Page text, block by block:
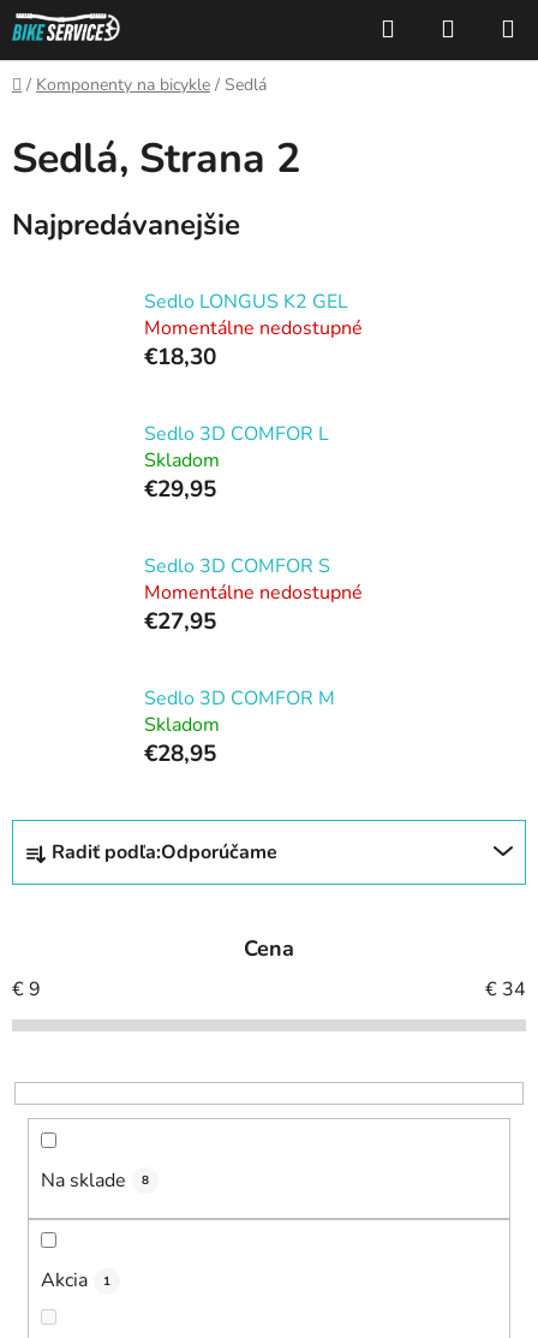
Prejsť
na
obsah
Hľadať
KOŠÍK
Domov
/ Komponenty na bicykle / Sedlá
Sedlá, Strana 2
Najpredávanejšie
Sedlo LONGUS K2 GEL
Momentálne nedostupné
€18,30
Sedlo 3D COMFOR L
Skladom
€29,95
Sedlo 3D COMFOR S
Momentálne nedostupné
€27,95
Sedlo 3D COMFOR M
Skladom
€28,95
R
d
i
e
r
o
Radiť podľa:Odporúčame
Cena
€9 € 34
Na sklade 8
Akcia 1